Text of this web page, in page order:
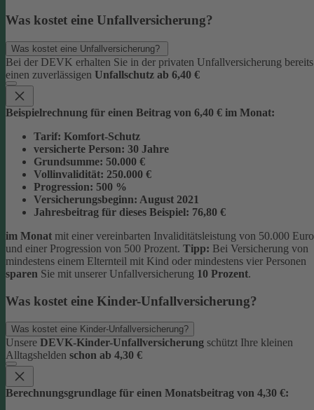
Was kostet eine Unfallversicherung?
Was kostet eine Unfallversicherung?
Bei der DEVK erhalten Sie in der privaten Unfallversicherung bereits
einen zuverlässigen Unfallschutz ab 6,40 €
Beispielrechnung für einen Beitrag von 6,40 € im Monat:
Tarif: Komfort-Schutz
versicherte Person: 30 Jahre
Grundsumme: 50.000 €
Vollinvalidität: 250.000 €
Progression: 500 %
Versicherungsbeginn: August 2021
Jahresbeitrag für dieses Beispiel: 76,80 €
im Monat mit einer vereinbarten Invaliditätsleistung von 50.000 Euro
und einer Progression von 500 Prozent. Tipp: Bei Versicherung von
mindestens einem Elternteil mit Kind oder mindestens vier Personen
sparen Sie mit unserer Unfallversicherung 10 Prozent.
Was kostet eine Kinder-Unfallversicherung?
Was kostet eine Kinder-Unfallversicherung?
Unsere DEVK-Kinder-Unfallversicherung schützt Ihre kleinen
Alltagshelden schon ab 4,30 €
Berechnungsgrundlage für einen Monatsbeitrag von 4,30 €: